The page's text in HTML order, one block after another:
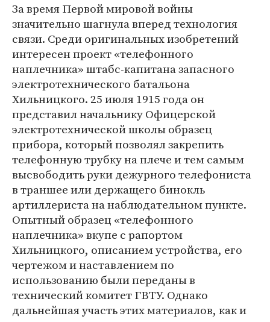
За время Первой мировой войны
значительно шагнула вперед технология
связи. Среди оригинальных изобретений
интересен проект «телефонного
наплечника» штабс-капитана запасного
электротехнического батальона
Хильницкого. 25 июля 1915 года он
представил начальнику Офицерской
электротехнической школы образец
прибора, который позволял закрепить
телефонную трубку на плече и тем самым
высвободить руки дежурного телефониста
в траншее или держащего бинокль
артиллериста на наблюдательном пункте.
Опытный образец «телефонного
наплечника» вкупе с рапортом
Хильницкого, описанием устройства, его
чертежом и наставлением по
использованию были переданы в
технический комитет ГВТУ. Однако
дальнейшая участь этих материалов, как и